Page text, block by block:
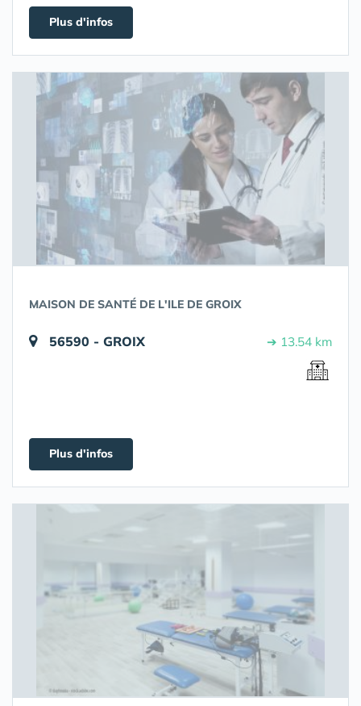
Plus d'infos
MAISON DE SANTÉ DE L'ILE DE GROIX
56590 - GROIX ➔ 13.54 km
Plus d'infos